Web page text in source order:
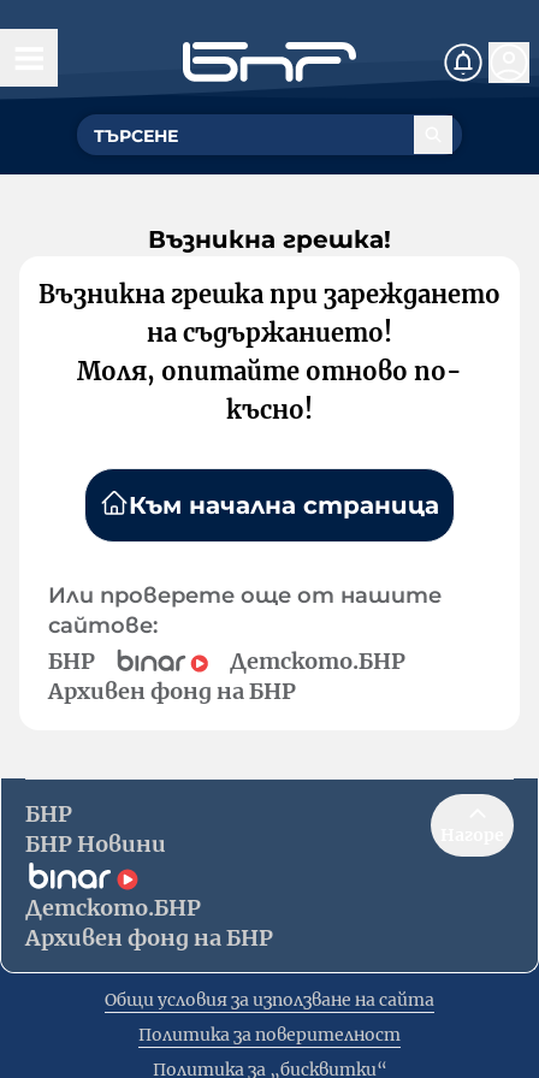
Възникна грешка!
Възникна грешка при зареждането
на съдържанието!
Моля, опитайте отново по-
късно!
Към начална страница
Или проверете още от нашите
сайтове:
БНР
Детското.БНР
Архивен фонд на БНР
БНР
БНР Новини
Детското.БНР
Архивен фонд на БНР
Общи условия за използване на сайта
Политика за поверителност
Политика за „бисквитки“